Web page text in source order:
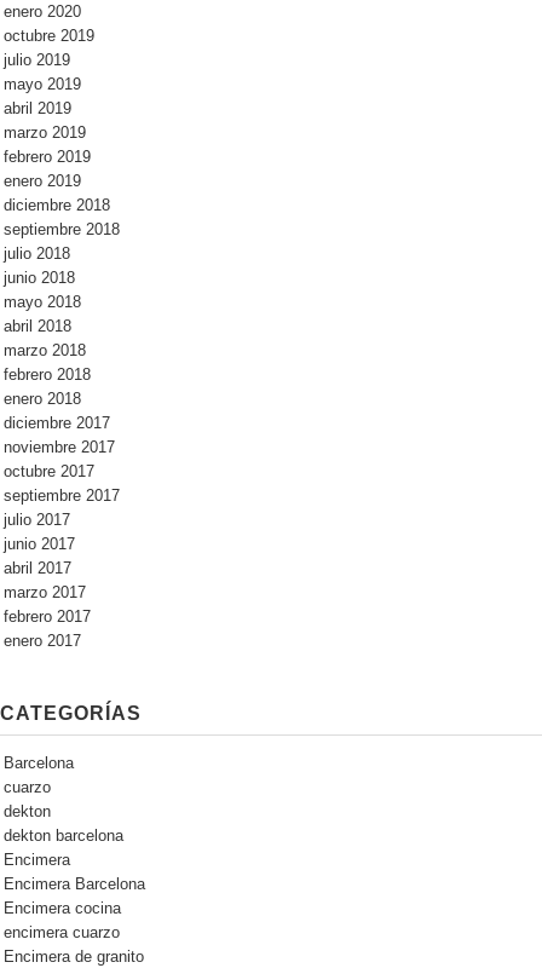
enero 2020
octubre 2019
julio 2019
mayo 2019
abril 2019
marzo 2019
febrero 2019
enero 2019
diciembre 2018
septiembre 2018
julio 2018
junio 2018
mayo 2018
abril 2018
marzo 2018
febrero 2018
enero 2018
diciembre 2017
noviembre 2017
octubre 2017
septiembre 2017
julio 2017
junio 2017
abril 2017
marzo 2017
febrero 2017
enero 2017
CATEGORÍAS
Barcelona
cuarzo
dekton
dekton barcelona
Encimera
Encimera Barcelona
Encimera cocina
encimera cuarzo
Encimera de granito